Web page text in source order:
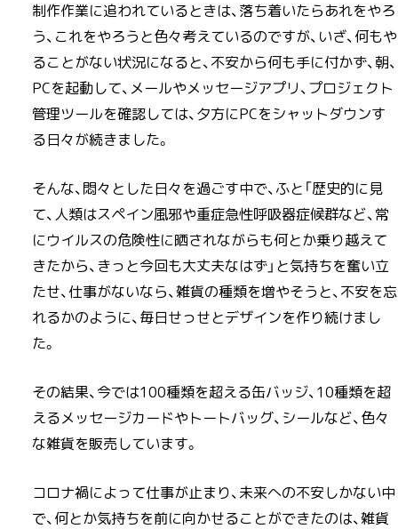
制作作業に追われているときは、落ち着いたらあれをやろ
う、これをやろうと色々考えているのですが、いざ、何もや
ることがない状況になると、不安から何も手に付かず、朝、
PCを起動して、メールやメッセージアプリ、プロジェクト
管理ツールを確認しては、夕方にPCをシャットダウンす
る日々が続きました。
そんな、悶々とした日々を過ごす中で、ふと「歴史的に見
て、人類はスペイン風邪や重症急性呼吸器症候群など、常
にウイルスの危険性に晒されながらも何とか乗り越えて
きたから、きっと今回も大丈夫なはず」と気持ちを奮い立
たせ、仕事がないなら、雑貨の種類を増やそうと、不安を忘
れるかのように、毎日せっせとデザインを作り続けまし
た。
その結果、今では100種類を超える缶バッジ、10種類を超
えるメッセージカードやトートバッグ、シールなど、色々
な雑貨を販売しています。
コロナ禍によって仕事が止まり、未来への不安しかない中
で、何とか気持ちを前に向かせることができたのは、雑貨